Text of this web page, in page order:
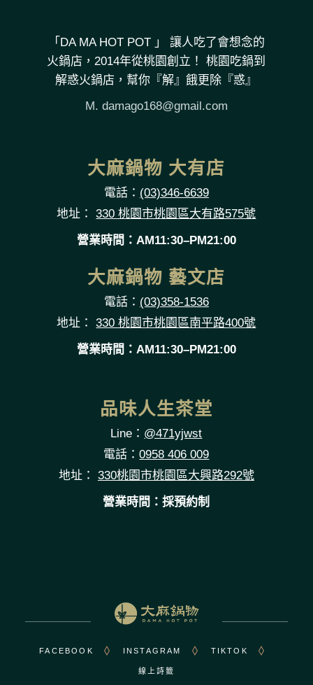
「DA MA HOT POT 」 讓人吃了會想念的
火鍋店，2014年從桃園創立！ 桃園吃鍋到
解惑火鍋店，幫你『解』餓更除『惑』
M. damago168@gmail.com
大麻鍋物 大有店
電話： (03)346-6639
地址：330 桃園市桃園區大有路575號
營業時間：AM11:30–PM21:00
大麻鍋物 藝文店
電話： (03)358-1536
地址：330 桃園市桃園區南平路400號
營業時間：AM11:30–PM21:00
品味人生茶堂
Line： @471yjwst
電話：0958 406 009
地址： 330桃園市桃園區大興路292號
營業時間：採預約制
FACEBOOK INSTAGRAM TIKTOK
線上詩籤